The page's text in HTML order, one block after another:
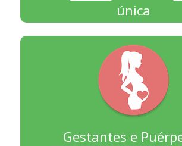
única
Gestantes e